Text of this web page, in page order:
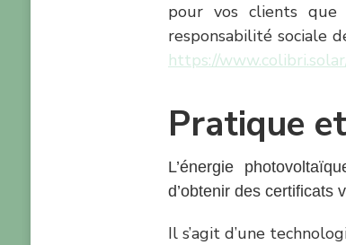
pour vos clients que
responsabilité sociale
https://
Pratique
L’énergie
d’obtenir des certificats
Il s’agit d’une